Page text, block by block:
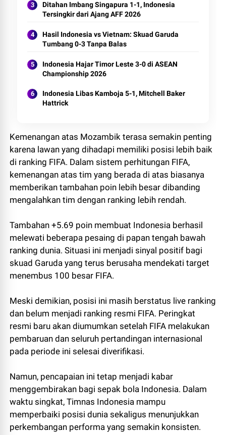
Ditahan Imbang Singapura 1-1, Indonesia
Tersingkir dari Ajang AFF 2026
Hasil Indonesia vs Vietnam: Skuad Garuda
Tumbang 0-3 Tanpa Balas
Indonesia Hajar Timor Leste 3-0 di ASEAN
Championship 2026
Indonesia Libas Kamboja 5-1, Mitchell Baker
Hattrick
Kemenangan atas Mozambik terasa semakin penting
karena lawan yang dihadapi memiliki posisi lebih baik
di ranking FIFA. Dalam sistem perhitungan FIFA,
kemenangan atas tim yang berada di atas biasanya
memberikan tambahan poin lebih besar dibanding
mengalahkan tim dengan ranking lebih rendah.
Tambahan +5.69 poin membuat Indonesia berhasil
melewati beberapa pesaing di papan tengah bawah
ranking dunia. Situasi ini menjadi sinyal positif bagi
skuad Garuda yang terus berusaha mendekati target
menembus 100 besar FIFA.
Meski demikian, posisi ini masih berstatus live ranking
dan belum menjadi ranking resmi FIFA. Peringkat
resmi baru akan diumumkan setelah FIFA melakukan
pembaruan dan seluruh pertandingan internasional
pada periode ini selesai diverifikasi.
Namun, pencapaian ini tetap menjadi kabar
menggembirakan bagi sepak bola Indonesia. Dalam
waktu singkat, Timnas Indonesia mampu
memperbaiki posisi dunia sekaligus menunjukkan
perkembangan performa yang semakin konsisten.